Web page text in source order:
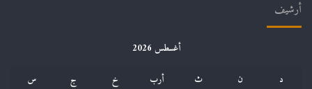
أرشيف
أغسطس 2026
د
ن ث أرب خ ج
س